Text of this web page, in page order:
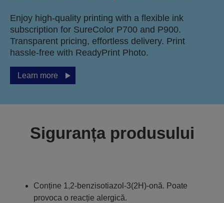
Enjoy high-quality printing with a flexible ink
subscription for SureColor P700 and P900.
Transparent pricing, effortless delivery. Print
hassle-free with ReadyPrint Photo.
Learn more
Siguranța produsului
Conține 1,2-benzisotiazol-3(2H)-onă. Poate
provoca o reacție alergică.